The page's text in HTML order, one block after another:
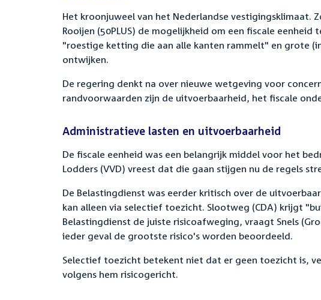
Het kroonjuweel van het Nederlandse vestigingsklimaat.
Rooijen (50PLUS) de mogelijkheid om een fiscale
"roestige ketting die aan alle kanten rammelt" en grote
ontwijken.
De regering denkt na over nieuwe wetgeving voor
randvoorwaarden zijn de uitvoerbaarheid, het fiscale
Administratieve lasten en uitvoerbaarheid
De fiscale eenheid was een belangrijk middel voor het
Lodders (VVD) vreest dat die gaan stijgen nu de regels
De Belastingdienst was eerder kritisch over de
kan alleen via selectief toezicht. Slootweg (CDA) krijgt
Belastingdienst de juiste risicoafweging, vraagt Snels
ieder geval de grootste risico's worden beoordeeld.
Selectief toezicht betekent niet dat er geen toezicht is,
volgens hem risicogericht.